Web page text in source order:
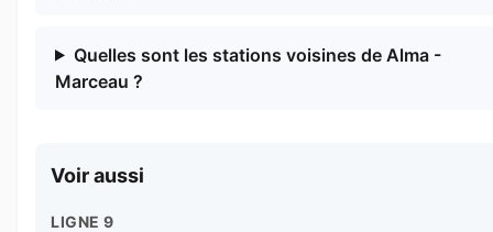
Quelles sont les stations voisines de Alma -
Marceau ?
Voir aussi
LIGNE 9